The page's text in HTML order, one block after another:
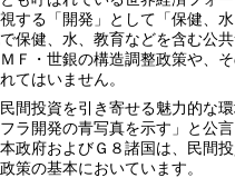
する「開発」として「保健、水
保健、水、教育などを含む公
Ｆ・世銀の構造調整政策や、
てはいません。
間投資を引き寄せる魅力的な
ラ開発の青写真を示す」と公言
政府およびＧ８諸国は、民間
策の基本においています。